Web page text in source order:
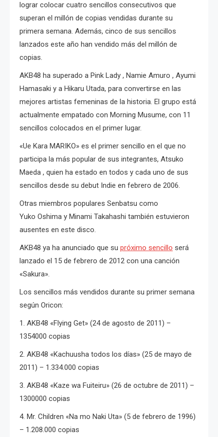
lograr colocar cuatro sencillos consecutivos que
superan el millón de copias vendidas durante su
primera semana. Además, cinco de sus sencillos
lanzados este año han vendido más del millón de
copias.
AKB48 ha superado a Pink Lady , Namie Amuro , Ayumi
Hamasaki y a Hikaru Utada, para convertirse en las
mejores artistas femeninas de la historia. El grupo está
actualmente empatado con Morning Musume, con 11
sencillos colocados en el primer lugar.
«Ue Kara MARIKO» es el primer sencillo en el que no
participa la más popular de sus integrantes, Atsuko
Maeda , quien ha estado en todos y cada uno de sus
sencillos desde su debut Indie en febrero de 2006.
Otras miembros populares Senbatsu como
Yuko Oshima y Minami Takahashi también estuvieron
ausentes en este disco.
AKB48 ya ha anunciado que su próximo sencillo será
lanzado el 15 de febrero de 2012 con una canción
«Sakura».
Los sencillos más vendidos durante su primer semana
según Oricon:
1. AKB48 «Flying Get» (24 de agosto de 2011) –
1354000 copias
2. AKB48 «Kachuusha todos los días» (25 de mayo de
2011) – 1.334.000 copias
3. AKB48 «Kaze wa Fuiteiru» (26 de octubre de 2011) –
1300000 copias
4. Mr. Children «Na mo Naki Uta» (5 de febrero de 1996)
– 1.208.000 copias